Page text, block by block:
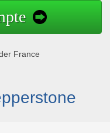
France